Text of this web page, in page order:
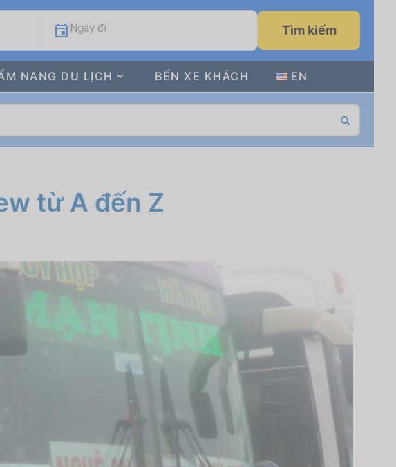
Ngày đi Tìm kiếm
NANG DU LỊCH BẾN XE KHÁCH EN
từ A đến Z